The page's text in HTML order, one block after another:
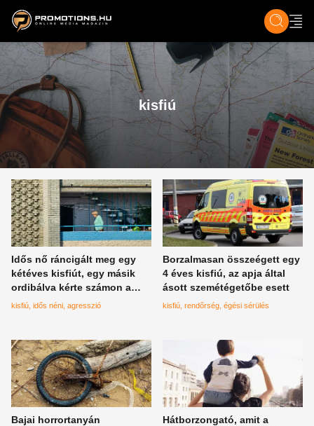
ZENE, FILM & KULT ÉLET TECH &
kisfiú
Idős nő ráncigált meg egy
kétéves kisfiút, egy másik
ordibálva kérte számon a
családot
kisfiú idős néni agresszió
Borzalmasan összeégett egy
4 éves kisfiú, az apja által
ásott szemétégetőbe esett
kisfiú rendőrség égési sérülés
Bajai horrortanyán
Hátborzongató, amit a